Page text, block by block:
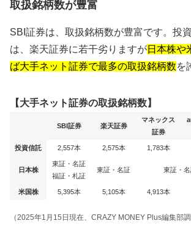
取扱銘柄数が豊富
SBI証券は、取扱銘柄数が豊富です。投
は、楽天証券に若干劣りますが日本株や
ば大手ネット証券で最多の取扱銘柄数を
【大手ネット証券の取扱銘柄数】
SBI証券 楽天証券
マネックス
証券
投資信託 2,557本 2,575本 1,783本
日本株
東証・名証
福証・札証
東証・名証 東証・
米国株 5,395本 5,105本 4,913本
（2025年1月15日現在、CRAZY MONEY Plus編集部調